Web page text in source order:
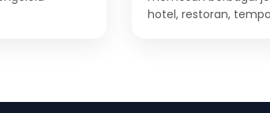
hotel, restoran,